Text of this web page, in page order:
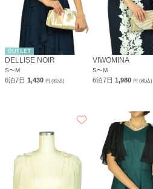
DELLISE NOIR
S〜M
6泊7日 1,430 円 (税込)
VIWOMINA
S〜M
6泊7日1,980円 (税込)